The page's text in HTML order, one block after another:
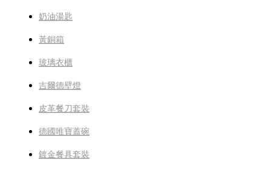
奶油湯匙
黃銅箱
玻璃衣櫃
吉爾德壁燈
皮革餐刀套裝
德國唯寶蓋碗
鍍金餐具套裝